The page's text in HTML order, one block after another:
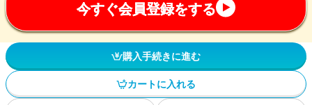
今すぐ会員登録をする
購入手続きに進む
カートに入れる